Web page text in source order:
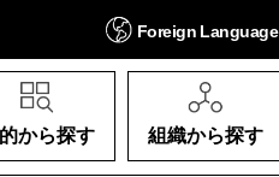
Foreign Language
から探す 組織から探す